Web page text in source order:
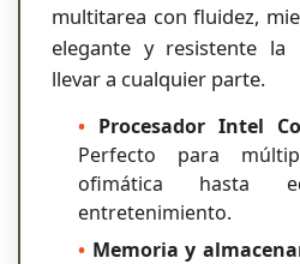
multitarea con fluidez,
elegante y resistente la
llevar a cualquier parte.
• Procesador Intel
Perfecto para
ofimática hasta
entretenimiento.
• Memoria y